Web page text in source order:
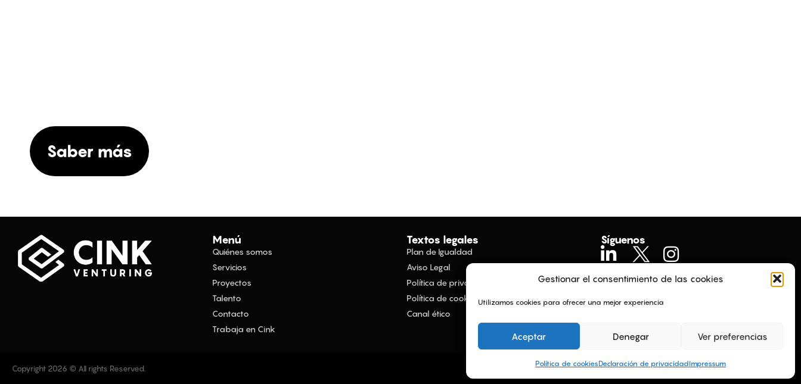
Gestionar el consentimiento de las cookies
Utilizamos cookies para ofrecer una mejor experiencia
Aceptar Denegar Ver preferencias
Política de cookiesDeclaración de privacidadImpressum
Saber más
Menú
Quiénes somos
Servicios
Proyectos
Talento
Contacto
Trabaja en Cink
Textos legales
Plan de Igualdad
Aviso Legal
Política de privacidad
Política de cookies
Canal ético
Síguenos
Copyright 2026 © All rights Reserved.